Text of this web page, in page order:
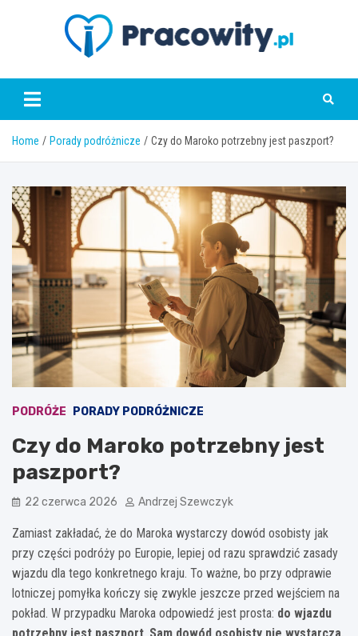
pracowity.pl
Home Porady podróżnicze Czy do Maroko potrzebny jest paszport?
PODRÓŻE PORADY PODRÓŻNICZE
Czy do Maroko potrzebny jest
paszport?
22 czerwca 2026 Andrzej Szewczyk
Zamiast zakładać, że do Maroka wystarczy dowód osobisty jak
przy części podróży po Europie, lepiej od razu sprawdzić zasady
wjazdu dla tego konkretnego kraju. To ważne, bo przy odprawie
lotniczej pomyłka kończy się zwykle jeszcze przed wejściem na
pokład. W przypadku Maroka odpowiedź jest prosta: do wjazdu
potrzebny jest paszport. Sam dowód osobisty nie wystarcza,